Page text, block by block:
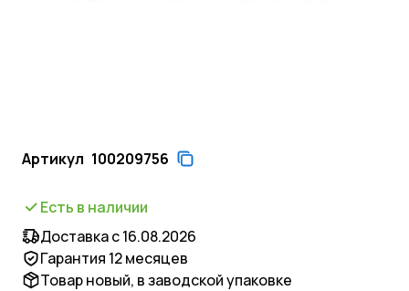
Артикул 100209756
Есть в наличии
Доставка с 16.08.2026
Гарантия 12 месяцев
Товар новый, в заводской упаковке